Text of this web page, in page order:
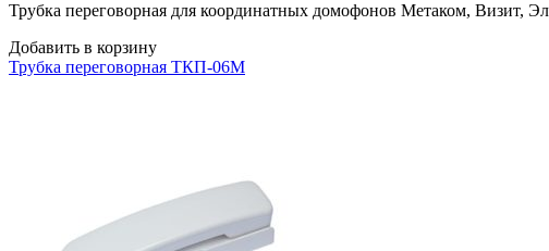
Трубка переговорная для координатных домофонов Метаком, Визит,
Добавить в корзину
Трубка переговорная ТКП-06М